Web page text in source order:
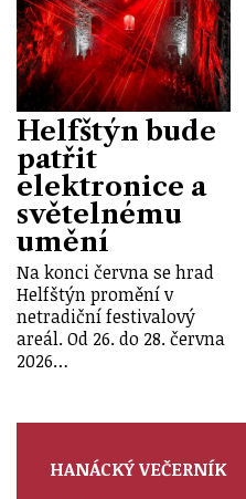
Helfštýn bude
patřit
elektronice a
světelnému
umění
Na konci června se hrad
Helfštýn promění v
netradiční festivalový
areál. Od 26. do 28. června
2026…
HANÁCKÝ VEČERNÍK